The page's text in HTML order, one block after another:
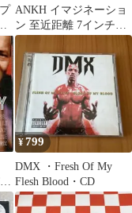
ANKH イマジネーショ
ン 至近距離 7インチEP
レコード
¥799
DMX ・Fresh Of My
Flesh Blood・CD